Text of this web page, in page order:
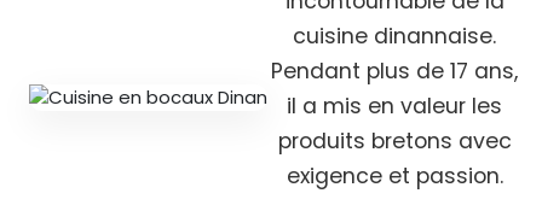
cuisine dinannaise.
Pendant plus de 17 ans,
il a mis en valeur les
produits bretons avec
exigence et passion.